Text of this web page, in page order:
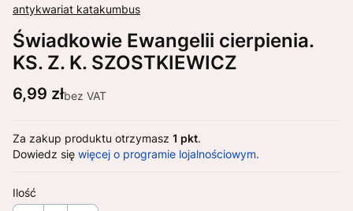
antykwariat katakumbus
Świadkowie Ewangelii cierpienia.
KS. Z. K. SZOSTKIEWICZ
Cena
6,99 złbez VAT
Za zakup produktu otrzymasz 1 pkt.
Dowiedz się więcej o programie lojalnościowym.
Ilość